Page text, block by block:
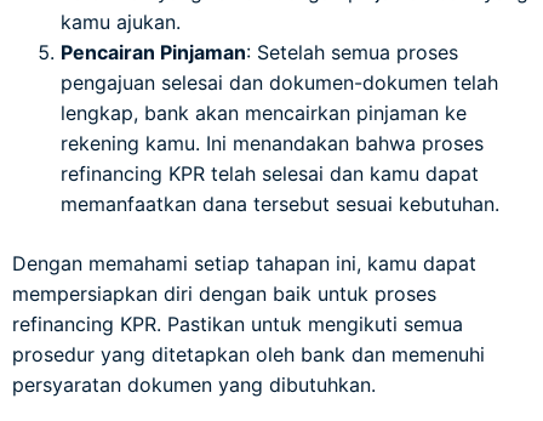
kamu ajukan.
Pencairan Pinjaman: Setelah semua proses
pengajuan selesai dan dokumen-dokumen telah
lengkap, bank akan mencairkan pinjaman ke
rekening kamu. Ini menandakan bahwa proses
refinancing KPR telah selesai dan kamu dapat
memanfaatkan dana tersebut sesuai kebutuhan.
Dengan memahami setiap tahapan ini, kamu dapat
mempersiapkan diri dengan baik untuk proses
refinancing KPR. Pastikan untuk mengikuti semua
prosedur yang ditetapkan oleh bank dan memenuhi
persyaratan dokumen yang dibutuhkan.